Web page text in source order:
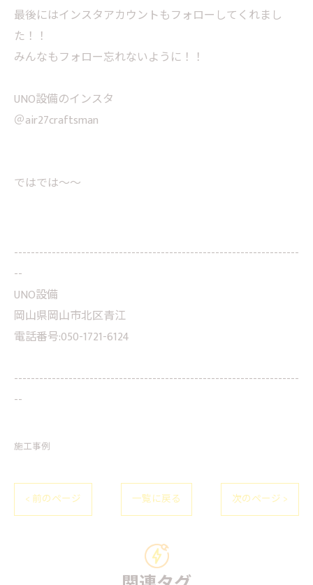
最後にはインスタアカウントもフォローしてくれまし
た！！
みんなもフォロー忘れないように！！
UNO設備のインスタ
＠air27craftsman
ではでは～～
--------------------------------------------------------------------
--
UNO設備
岡山県岡山市北区青江
電話番号:050-1721-6124
--------------------------------------------------------------------
--
施工事例
< 前のページ 一覧に戻る 次のページ >